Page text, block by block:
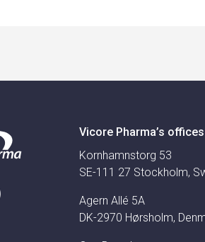
Vicore Pharma’s offices
Kornhamnstorg 53
SE-111 27 Stockholm,
Agern Allé 5A
DK-2970 Hørsholm,